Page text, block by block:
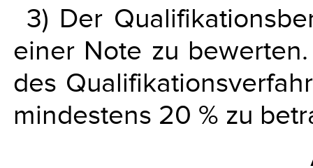
3) Der
einer Note zu
des
mindestens 20 % zu